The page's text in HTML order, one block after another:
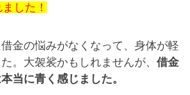
した！
金の悩みがなくなって、身体が軽
。大袈裟かもしれませんが、 借金
当に青く感じました。